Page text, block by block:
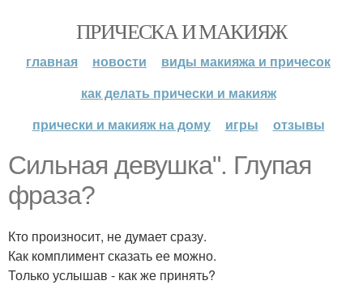
ПРИЧЕСКА И МАКИЯЖ
главная новости
виды макияжа и причесок
как делать прически и макияж
прически и макияж на дому
игры отзывы
Сильная девушка". Глупая
фраза?
Кто произносит, не думает сразу.
Как комплимент сказать ее можно.
Только услышав - как же принять?